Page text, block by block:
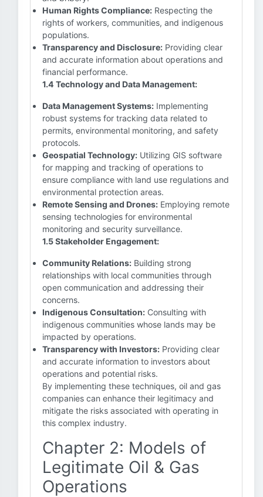
Human Rights Compliance: Respecting the
rights of workers, communities, and indigenous
populations.
Transparency and Disclosure: Providing clear
and accurate information about operations and
financial performance.
1.4 Technology and Data Management:
Data Management Systems: Implementing
robust systems for tracking data related to
permits, environmental monitoring, and safety
protocols.
Geospatial Technology: Utilizing GIS software
for mapping and tracking of operations to
ensure compliance with land use regulations and
environmental protection areas.
Remote Sensing and Drones: Employing remote
sensing technologies for environmental
monitoring and security surveillance.
1.5 Stakeholder Engagement:
Community Relations: Building strong
relationships with local communities through
open communication and addressing their
concerns.
Indigenous Consultation: Consulting with
indigenous communities whose lands may be
impacted by operations.
Transparency with Investors: Providing clear
and accurate information to investors about
operations and potential risks.
By implementing these techniques, oil and gas
companies can enhance their legitimacy and
mitigate the risks associated with operating in
this complex industry.
Chapter 2: Models of
Legitimate Oil & Gas
Operations